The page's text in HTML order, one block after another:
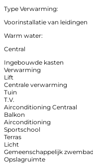
Type Verwarming:
Voorinstallatie van leidingen
Warm water:
Central
Ingebouwde kasten
Verwarming
Lift
Centrale verwarming
Tuin
T.V.
Airconditioning Centraal
Balkon
Airconditioning
Sportschool
Terras
Licht
Gemeenschappelijk zwembad
Opslagruimte